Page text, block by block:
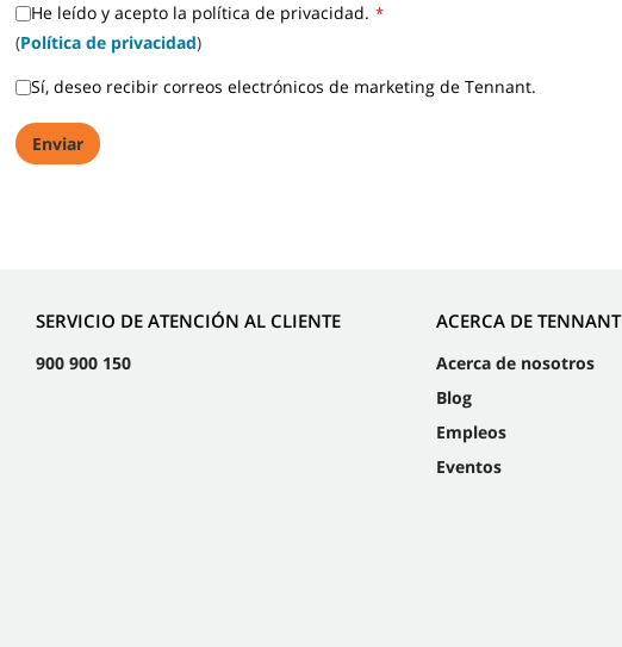
He leído y acepto la política de privacidad. *
(Política de privacidad)
Sí, deseo recibir correos electrónicos de marketing de Tennant.
SERVICIO DE ATENCIÓN AL CLIENTE
900 900 150
ACERCA DE TENNANT
Acerca de nosotros
Blog
Empleos
Eventos